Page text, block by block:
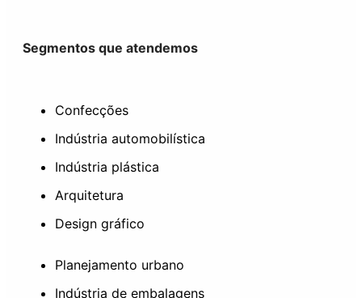
Segmentos que atendemos
Confecções
Indústria automobilística
Indústria plástica
Arquitetura
Design gráfico
Planejamento urbano
Indústria de embalagens